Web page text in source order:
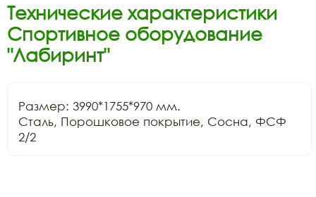
Технические характеристики
Спортивное оборудование
"Лабиринт"
Размер: 3990*1755*970 мм.
Сталь, Порошковое покрытие, Сосна, ФСФ
2/2